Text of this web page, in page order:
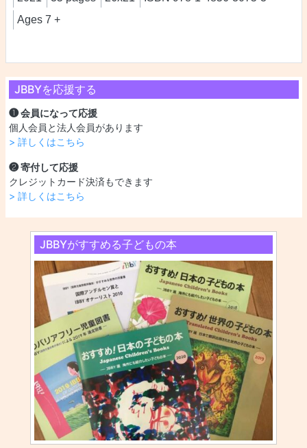
JBBYを応援する
❶ 会員になって応援
個人会員と法人会員があります
> 詳しくはこちら
❷ 寄付して応援
クレジットカード決済もできます
> 詳しくはこちら
JBBYがすすめる子どもの本
Ages 7 +